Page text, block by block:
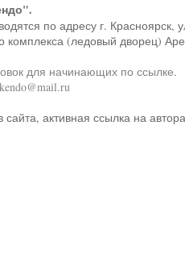
по адресу г. Красноярск,
комплекса (ледовый дворец)
для начинающих по ссылке.
активная ссылка на